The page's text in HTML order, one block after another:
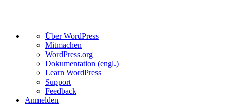
Über
WordPress
Über WordPress
Mitmachen
WordPress.org
Dokumentation (engl.)
Learn WordPress
Support
Feedback
Anmelden